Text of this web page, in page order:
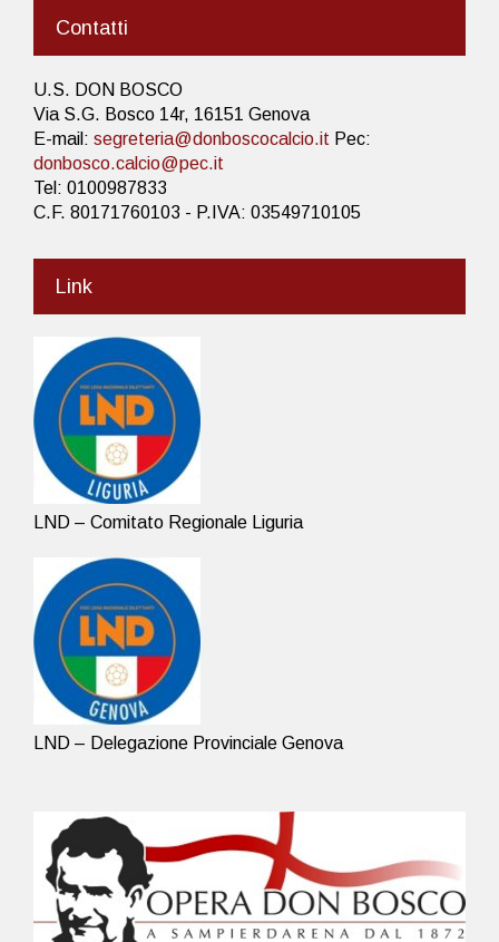
Contatti
U.S. DON BOSCO
Via S.G. Bosco 14r, 16151 Genova
E-mail: segreteria@donboscocalcio.it Pec:
donbosco.calcio@pec.it
Tel: 0100987833
C.F. 80171760103 - P.IVA: 03549710105
Link
LND – Comitato Regionale Liguria
LND – Delegazione Provinciale Genova